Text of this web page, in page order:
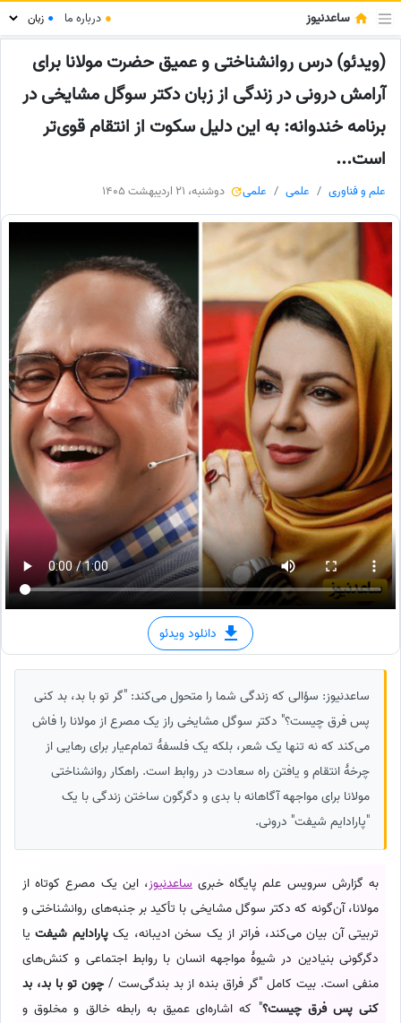
ساعدنیوز ● درباره ما ●
(ویدئو) درس روانشناختی و عمیق حضرت مولانا برای
آرامش درونی در زندگی از زبان دکتر سوگل مشایخی در
برنامه خندوانه: به این دلیل سکوت از انتقام قوی‌تر
است...
علم و فناوری علمی علمی دوشنبه، 21 اردیبهشت 1405
دانلود ویدئو
ساعدنیوز: سؤالی که زندگی شما را متحول می‌کند: "گر تو با بد، بد کنی
پس فرق چیست؟" دکتر سوگل مشایخی راز یک مصرع از مولانا را فاش
می‌کند که نه تنها یک شعر، بلکه یک فلسفهٔ تمام‌عیار برای رهایی از
چرخهٔ انتقام و یافتن راه سعادت در روابط است. راهکار روانشناختی
مولانا برای مواجهه آگاهانه با بدی و دگرگون ساختن زندگی با یک
"پارادایم شیفت" درونی.
به گزارش سرویس علم پایگاه خبریساعدنیوز، این یک مصرع کوتاه از
مولانا، آن‌گونه که دکتر سوگل مشایخی با تأکید بر جنبه‌های روانشناختی و
تربیتی آن بیان می‌کند، فراتر از یک سخن ادیبانه، یکپارادایم شیفتیا
دگرگونی بنیادین در شیوهٔ مواجهه انسان با روابط اجتماعی و کنش‌های
منفی است. بیت کامل "گر فراق بنده از بد بندگی‌ست /چون تو با بد، بد
کنی پس فرق چیست؟" که اشاره‌ای عمیق به رابطه خالق و مخلوق و